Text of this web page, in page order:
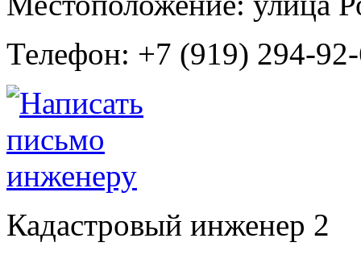
Телефон: +7 (919) 294-
Кадастровый инженер 2